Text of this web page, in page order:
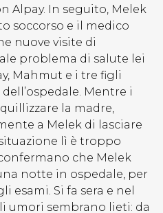
Alpay. In seguito, Melek
soccorso e il medico
nuove visite di
problema di salute lei
Mahmut e i tre figli
Mentre i
la madre,
a Melek di lasciare
lì è troppo
che Melek
notte in ospedale, per
esami. Si fa sera e nel
umori sembrano lieti: da